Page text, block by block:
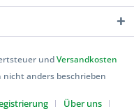
undVersandkosten
anders beschrieben
Über uns